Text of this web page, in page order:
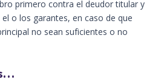
primero contra el deudor titular y
o los garantes, en caso de que
no sean suficientes o no
…